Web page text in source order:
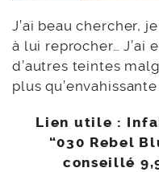
J’ai beau chercher,
à lui reprocher… J’ai
d’autres teintes
plus qu’envahissante
Lien utile :
“030 Rebel
conseillé